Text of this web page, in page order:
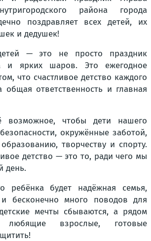
района города
поздравляет всех детей, их
и дедушек!
— это не просто праздник
и ярких шаров. Это ежегодное
что счастливое детство каждого
ответственность и главная
чтобы дети нашего
окружённые заботой,
творчеству и спорту.
детство — это то, ради чего мы
день.
ребёнка будет надёжная семья,
бесконечно много поводов для
мечты сбываются, а рядом
любящие взрослые, готовые